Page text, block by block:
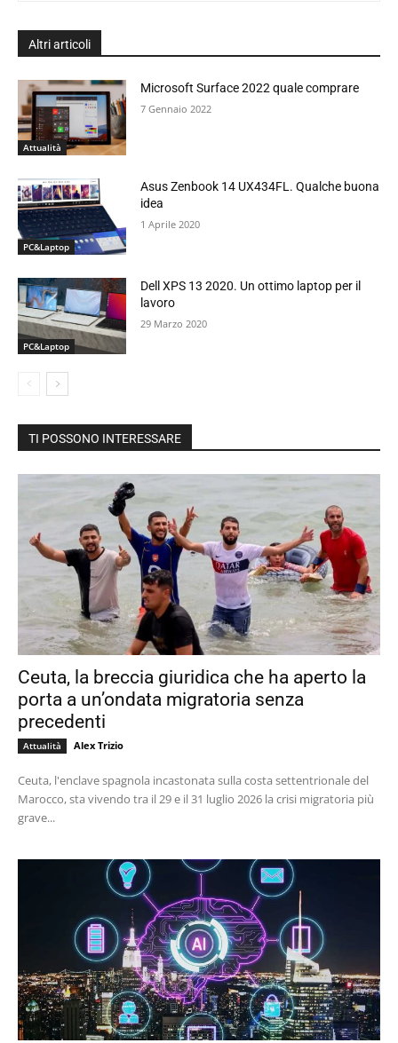
Altri articoli
Attualità
Microsoft Surface 2022 quale comprare
7 Gennaio 2022
PC&Laptop
Asus Zenbook 14 UX434FL. Qualche buona
idea
1 Aprile 2020
PC&Laptop
Dell XPS 13 2020. Un ottimo laptop per il
lavoro
29 Marzo 2020
TI POSSONO INTERESSARE
Ceuta, la breccia giuridica che ha aperto la
porta a un’ondata migratoria senza
precedenti
Attualità Alex Trizio
Ceuta, l'enclave spagnola incastonata sulla costa settentrionale del
Marocco, sta vivendo tra il 29 e il 31 luglio 2026 la crisi migratoria più
grave...